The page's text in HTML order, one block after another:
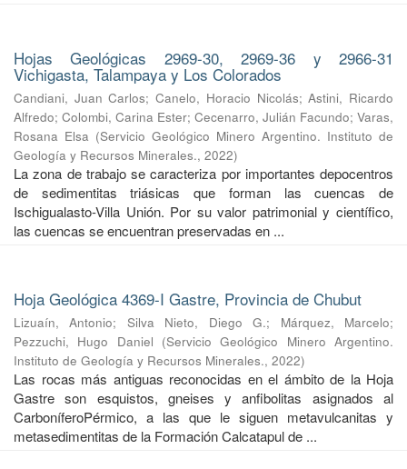
Hojas Geológicas 2969-30, 2969-36 y 2966-31
Vichigasta, Talampaya y Los Colorados
Candiani, Juan Carlos;Canelo, Horacio Nicolás;Astini, Ricardo
Alfredo; Colombi, Carina Ester; Cecenarro, Julián Facundo; Varas,
Rosana Elsa (Servicio Geológico Minero Argentino. Instituto de
Geología y Recursos Minerales., 2022)
La zona de trabajo se caracteriza por importantes depocentros
de sedimentitas triásicas que forman las cuencas de
Ischigualasto-Villa Unión. Por su valor patrimonial y cientíﬁco,
las cuencas se encuentran preservadas en ...
Hoja Geológica 4369-I Gastre, Provincia de Chubut
Lizuaín, Antonio; Silva Nieto, Diego G.; Márquez, Marcelo;
Pezzuchi, Hugo Daniel (Servicio Geológico Minero Argentino.
Instituto de Geología y Recursos Minerales., 2022)
Las rocas más antiguas reconocidas en el ámbito de la Hoja
Gastre son esquistos, gneises y anfibolitas asignados al
CarboníferoPérmico, a las que le siguen metavulcanitas y
metasedimentitas de la Formación Calcatapul de ...